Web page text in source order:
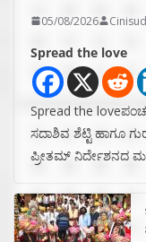
05/08/2026
Spread the love
Spread the
ಸದಾಶಿವ ಶೆಟ್ಟಿ ಹಾಗೂ
ಪ್ರೀತಮ್ ನಿರ್ದೇಶನದ